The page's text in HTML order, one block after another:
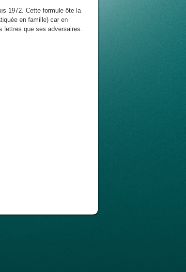
1972. Cette formule ôte la
en famille) car en
lettres que ses adversaires.